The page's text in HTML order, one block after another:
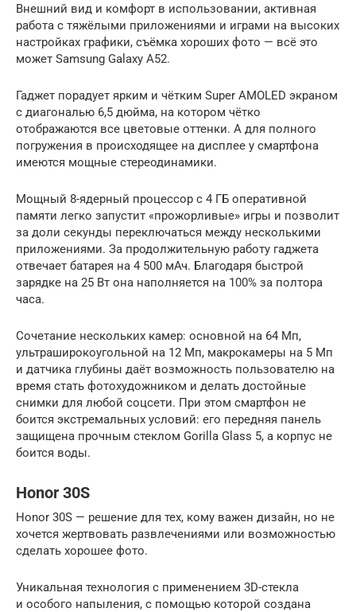
Внешний вид и комфорт в использовании, активная
работа с тяжёлыми приложениями и играми на высоких
настройках графики, съёмка хороших фото — всё это
может Samsung Galaxy A52.
Гаджет порадует ярким и чётким Super AMOLED экраном
с диагональю 6,5 дюйма, на котором чётко
отображаются все цветовые оттенки. А для полного
погружения в происходящее на дисплее у смартфона
имеются мощные стереодинамики.
Мощный 8-ядерный процессор с 4 ГБ оперативной
памяти легко запустит «прожорливые» игры и позволит
за доли секунды переключаться между несколькими
приложениями. За продолжительную работу гаджета
отвечает батарея на 4 500 мАч. Благодаря быстрой
зарядке на 25 Вт она наполняется на 100% за полтора
часа.
Сочетание нескольких камер: основной на 64 Мп,
ультраширокоугольной на 12 Мп, макрокамеры на 5 Мп
и датчика глубины даёт возможность пользователю на
время стать фотохудожником и делать достойные
снимки для любой соцсети. При этом смартфон не
боится экстремальных условий: его передняя панель
защищена прочным стеклом Gorilla Glass 5, а корпус не
боится воды.
Honor 30S
Honor 30S — решение для тех, кому важен дизайн, но не
хочется жертвовать развлечениями или возможностью
сделать хорошее фото.
Уникальная технология с применением 3D-стекла
и особого напыления, с помощью которой создана